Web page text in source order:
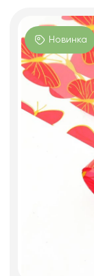
Свечи
Игрушки мягкие
Изделия из металла
Сухоцветы
Новинка